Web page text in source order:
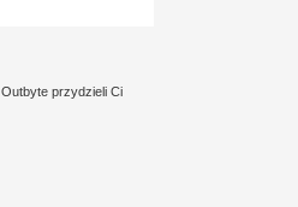
przydzieli Ci